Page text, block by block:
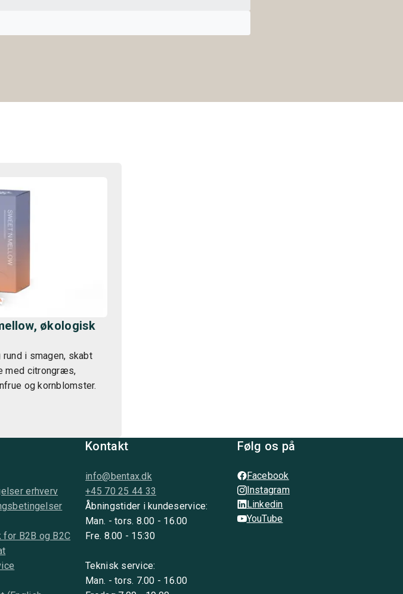
økologisk
i smagen, skabt
med citrongræs,
og kornblomster.
erhverv
B2B og B2C
Kontakt
info@bentax.dk
+45 70 25 44 33
Åbningstider i kundeservice:
Man. - tors. 8.00 - 16.00
Fre. 8.00 - 15:30
Teknisk service:
Man. - tors. 7.00 - 16.00
Følg os på
Facebook
Instagram
Linkedin
YouTube